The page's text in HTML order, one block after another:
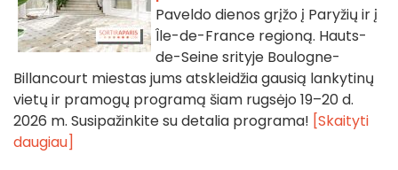
Paveldo dienos grįžo į Paryžių ir į
Île-de-France regioną. Hauts-
de-Seine srityje Boulogne-
Billancourt miestas jums atskleidžia gausią lankytinų
vietų ir pramogų programą šiam rugsėjo 19–20 d.
2026 m. Susipažinkite su detalia programa! [Skaityti
daugiau]